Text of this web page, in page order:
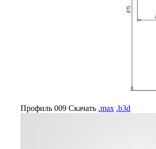
Профиль 009 Скачать .max .b3d